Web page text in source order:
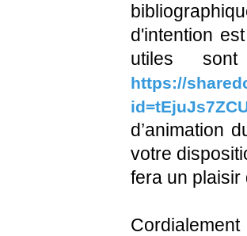
d'intention
utiles
https://
d’animation
votre
fera un plaisir
Cordialement